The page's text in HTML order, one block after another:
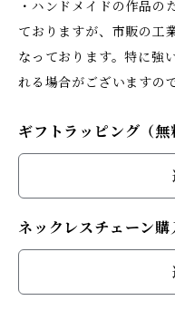
・ハンドメイドの作品の
ておりますが、市販の工
なっております。特に強
れる場合がございますの
ギフトラッピング（無
ネックレスチェーン購